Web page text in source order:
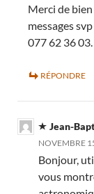
Merci de
messages
077 62 36
RÉPONDRE
Jean-
NOVEMBRE
Bonjour,
vous